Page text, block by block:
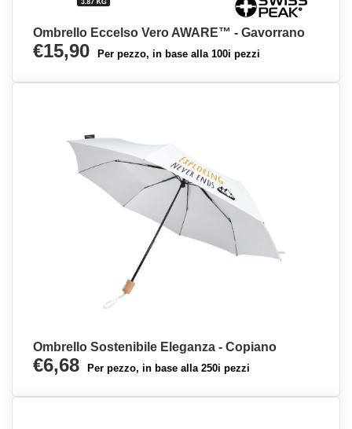
Ombrello Eccelso Vero AWARE™ - Gavorrano
€15,90 Per pezzo, in base alla 100i pezzi
Ombrello Sostenibile Eleganza - Copiano
€6,68 Per pezzo, in base alla 250i pezzi